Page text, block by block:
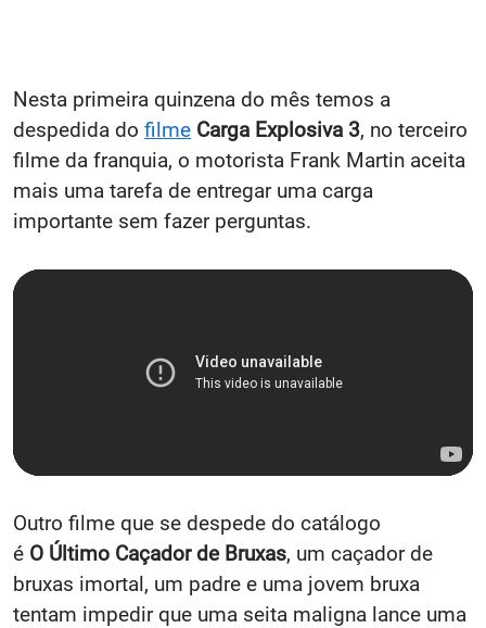
Nesta primeira quinzena do mês temos a
despedida do filme Carga Explosiva 3, no terceiro
filme da franquia, o motorista Frank Martin aceita
mais uma tarefa de entregar uma carga
importante sem fazer perguntas.
Outro filme que se despede do catálogo
é O Último Caçador de Bruxas, um caçador de
bruxas imortal, um padre e uma jovem bruxa
tentam impedir que uma seita maligna lance uma